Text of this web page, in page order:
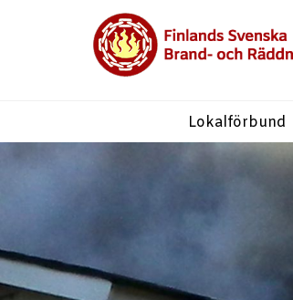
Lokalförbund